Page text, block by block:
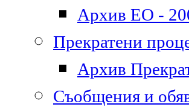
Архив ЕО -
Прекратени
Архив
Съобщения и